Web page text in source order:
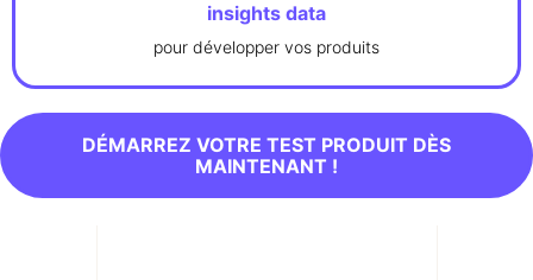
insights data
pour développer vos produits
DÉMARREZ VOTRE TEST PRODUIT DÈS
MAINTENANT !